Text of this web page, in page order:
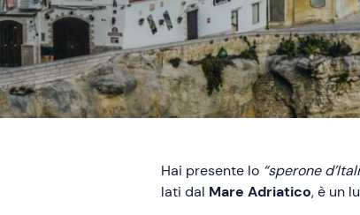
Hai presente lo “sperone
lati dal Mare Adriatico, è un